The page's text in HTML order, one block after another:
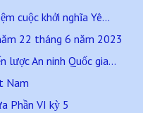
cuộc khởi nghĩa Yê...
22 tháng 6 năm 2023
lược An ninh Quốc gia...
Nam
Phần VI kỳ 5